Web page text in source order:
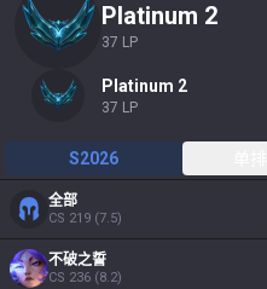
platinum 2
37 LP
platinum 2
37 LP
S2026
全部
CS 219 (7.5)
不破之誓
CS 236 (8.2)